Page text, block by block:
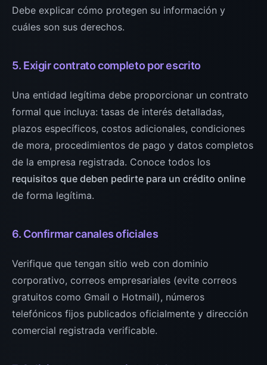
Debe explicar cómo protegen su información y
cuáles son sus derechos.
5. Exigir contrato completo por escrito
Una entidad legítima debe proporcionar un contrato
formal que incluya: tasas de interés detalladas,
plazos específicos, costos adicionales, condiciones
de mora, procedimientos de pago y datos completos
de la empresa registrada. Conoce todos los
requisitos que deben pedirte para un crédito online
de forma legítima.
6. Confirmar canales oficiales
Verifique que tengan sitio web con dominio
corporativo, correos empresariales (evite correos
gratuitos como Gmail o Hotmail), números
telefónicos fijos publicados oficialmente y dirección
comercial registrada verificable.